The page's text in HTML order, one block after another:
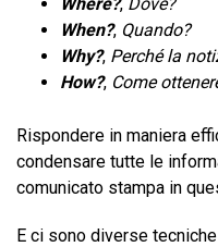
When?, Quando?
Why?, Perché la
How?, Come
Rispondere in maniera
condensare tutte le
comunicato stampa in
E ci sono diverse